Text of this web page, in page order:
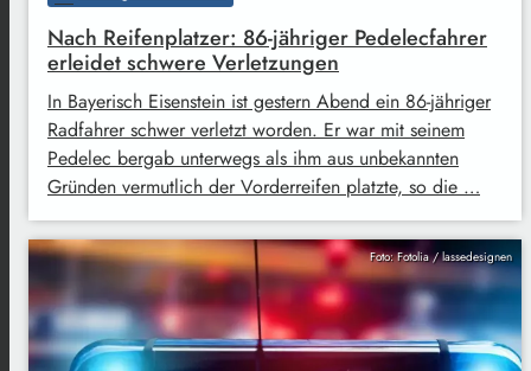
Nach Reifenplatzer: 86-jähriger Pedelecfahrer
erleidet schwere Verletzungen
In Bayerisch Eisenstein ist gestern Abend ein 86-jähriger
Radfahrer schwer verletzt worden. Er war mit seinem
Pedelec bergab unterwegs als ihm aus unbekannten
Gründen vermutlich der Vorderreifen platzte, so die …
Foto: Fotolia / lassedesignen